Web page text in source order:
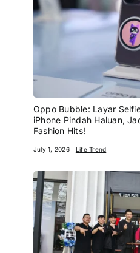
Oppo Bubble: Layar
iPhone Pindah Haluan,
Fashion Hits!
July 1, 2026 Life Trend